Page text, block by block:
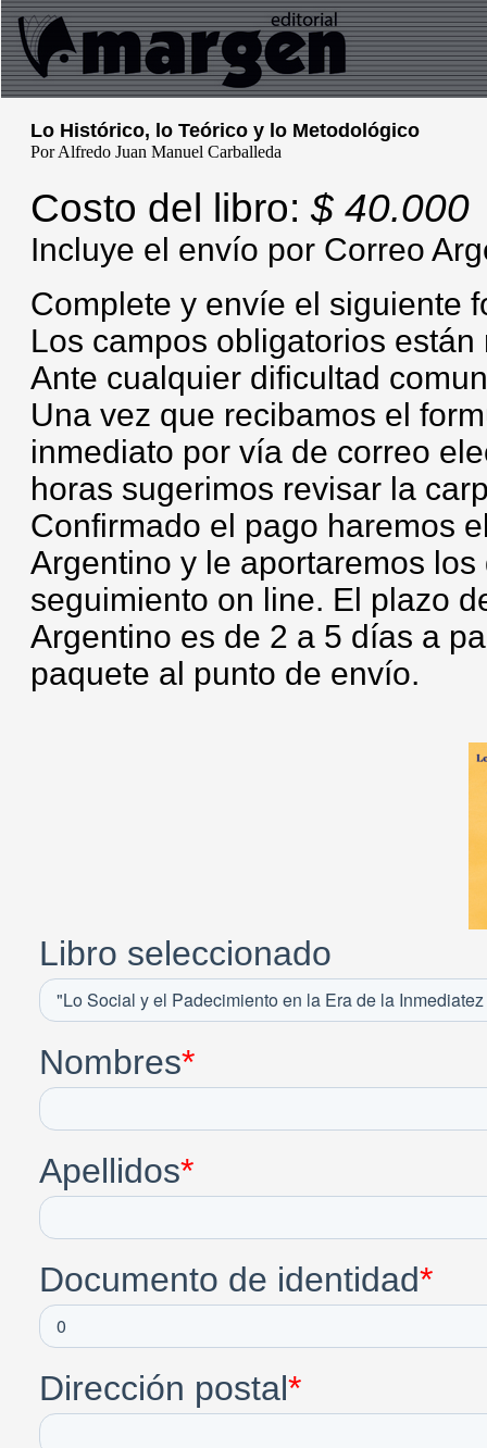
Lo Histórico, lo Teórico y lo Metodológico
Por Alfredo Juan Manuel Carballeda
Costo del libro: $ 40.000
Incluye el envío por Correo
Complete y envíe el siguiente
Los campos obligatorios
Ante cualquier dificultad
Una vez que recibamos el
inmediato por vía de correo
horas sugerimos revisar la
Confirmado el pago haremos
Argentino y le aportaremos
seguimiento on line. El plazo
Argentino es de 2 a 5 días a
paquete al punto de envío.